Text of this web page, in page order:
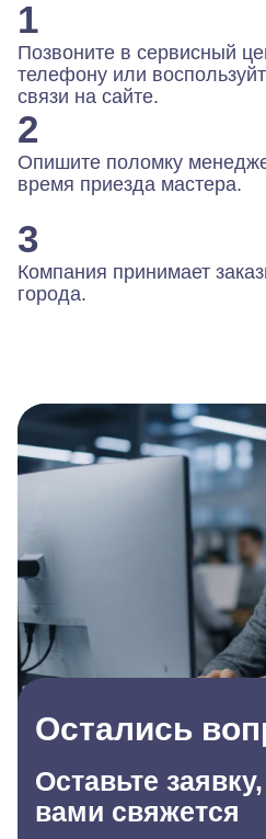
1
Позвоните в сервисный
телефону или
связи на сайте.
2
Опишите поломку
время приезда мастера.
3
Компания принимает
города.
Остались
Оставьте
вами свяжется